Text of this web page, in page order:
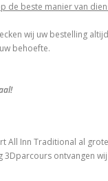
de beste manier van
wij uw bestelling
behoefte.
All Inn Traditional al
3Dparcours ontvangen